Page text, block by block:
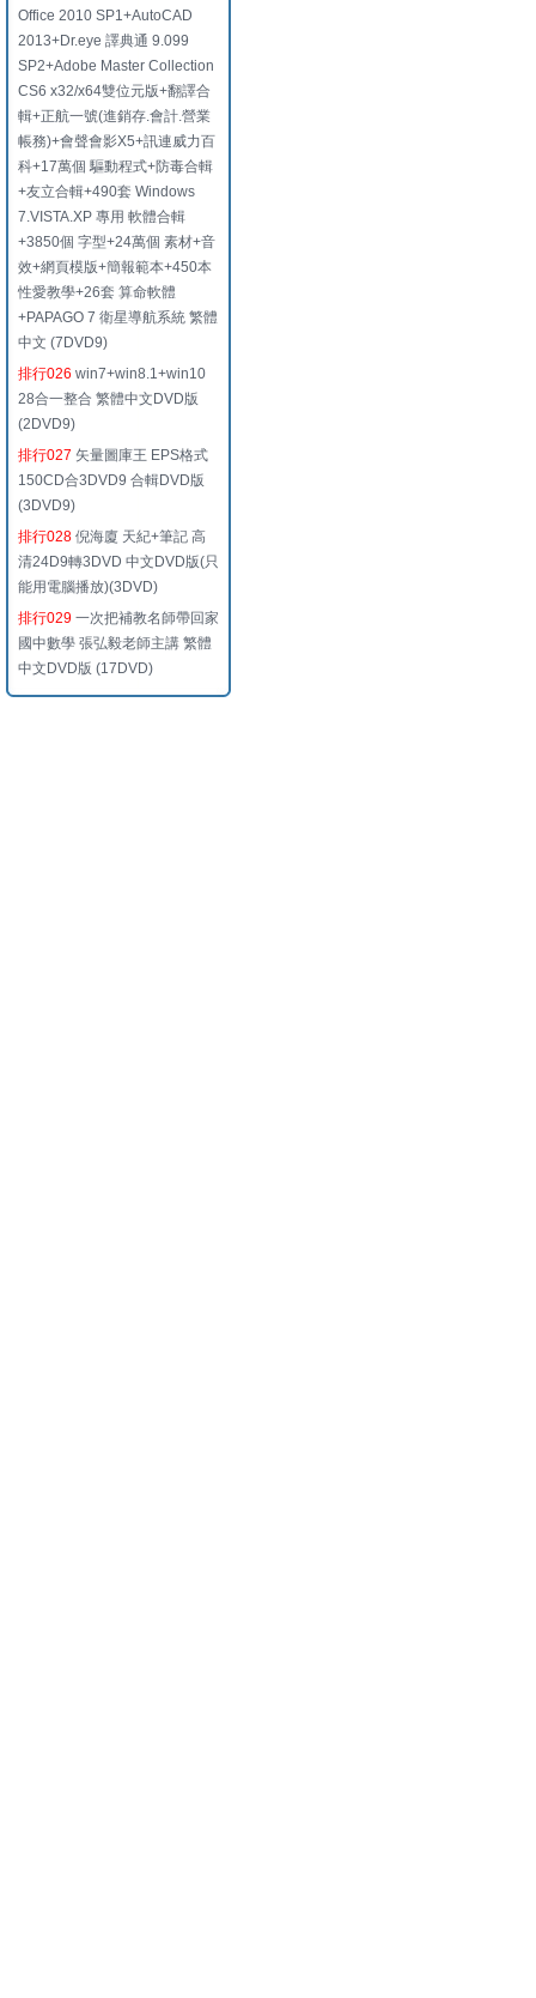
Office 2010 SP1+AutoCAD
2013+Dr.eye 譯典通 9.099
SP2+Adobe Master Collection
CS6 x32/x64雙位元版+翻譯合
輯+正航一號(進銷存.會計.營業
帳務)+會聲會影X5+訊連威力百
科+17萬個 驅動程式+防毒合輯
+友立合輯+490套 Windows
7.VISTA.XP 專用 軟體合輯
+3850個 字型+24萬個 素材+音
效+網頁模版+簡報範本+450本
性愛教學+26套 算命軟體
+PAPAGO 7 衛星導航系統 繁體
中文 (7DVD9)
排行026 win7+win8.1+win10
28合一整合 繁體中文DVD版
(2DVD9)
排行027 矢量圖庫王 EPS格式
150CD合3DVD9 合輯DVD版
(3DVD9)
排行028 倪海廈 天紀+筆記 高
清24D9轉3DVD 中文DVD版(只
能用電腦播放)(3DVD)
排行029 一次把補教名師帶回家
國中數學 張弘毅老師主講 繁體
中文DVD版 (17DVD)